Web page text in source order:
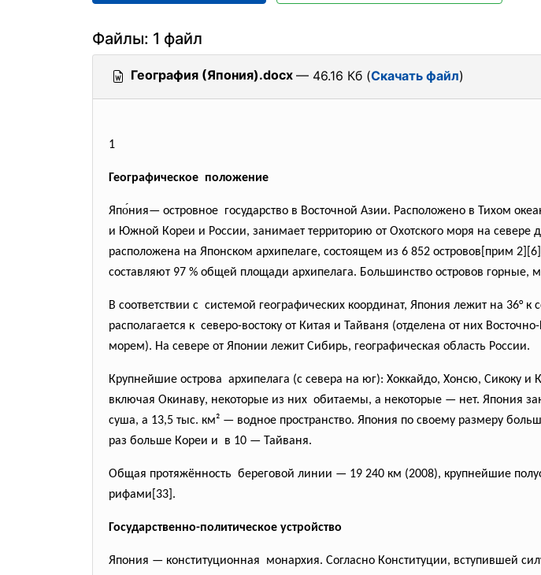
Файлы: 1 файл
География (Япония).docx — 46.16 Кб (Скачать файл)
1
Географическое положение
Япо́ния— островное государство в Восточной Азии. Расположено в Тихом
и Южной Кореи и России, занимает территорию от Охотского моря на севере
расположена на Японском архипелаге, состоящем из 6 852 островов[прим
составляют 97 % общей площади архипелага. Большинство островов
В соответствии с системой географических координат, Япония лежит на 36° к
располагается к северо-востоку от Китая и Тайваня (отделена от них
морем). На севере от Японии лежит Сибирь, географическая область России.
Крупнейшие острова архипелага (с севера на юг): Хоккайдо, Хонсю, Сикоку
включая Окинаву, некоторые из них обитаемы, а некоторые — нет. Япония
суша, а 13,5 тыс. км² — водное пространство. Япония по своему размеру
раз больше Кореи и в 10 — Тайваня.
Общая протяжённость береговой линии — 19 240 км (2008), крупнейшие
рифами[33].
Государственно-политическое устройство
Япония — конституционная монархия. Согласно Конституции, вступившей